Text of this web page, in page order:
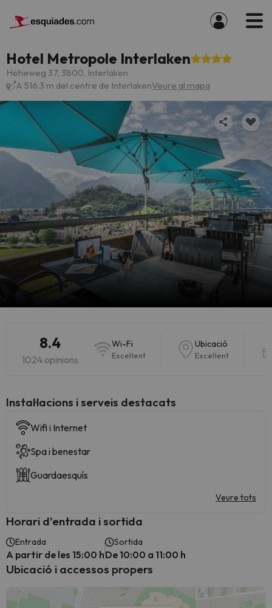
Hotel Metropole Interlaken
Höheweg 37, 3800, Interlaken
A 516.3 m del centre de InterlakenVeure al mapa
8.4
1024 opinions
Wi-Fi
Excel·lent
Ubicació
Excel·lent
Instal·lacions i serveis destacats
Wifi i Internet
Spa i benestar
Guardaesquís
Veure tots
Horari d'entrada i sortida
Entrada
A partir de les 15:00 h
Sortida
De 10:00 a 11:00 h
Ubicació i accessos propers